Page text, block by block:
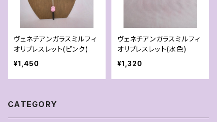
ヴェネチアンガラスミルフィ
オリブレスレット(ピンク)
¥1,450
ヴェネチアンガラスミルフィ
オリブレスレット(水色)
¥1,320
CATEGORY